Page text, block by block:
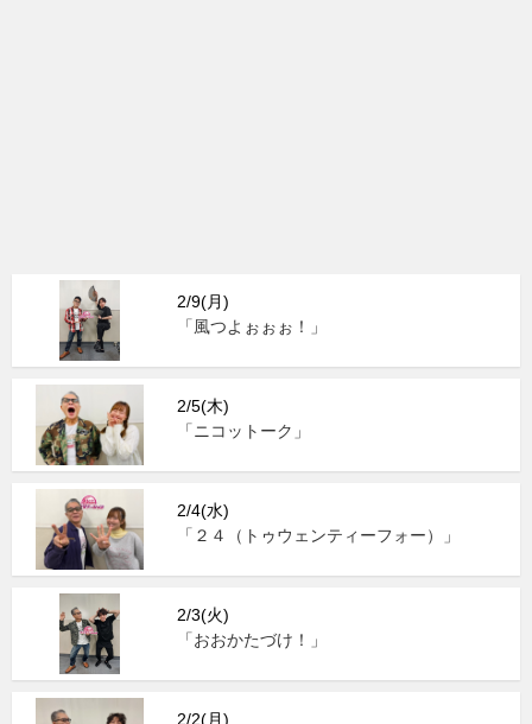
2/9(月)
「風つよぉぉぉ！」
2/5(木)
「ニコットーク」
2/4(水)
「２４（トゥウェンティーフォー）」
2/3(火)
「おおかたづけ！」
2/2(月)